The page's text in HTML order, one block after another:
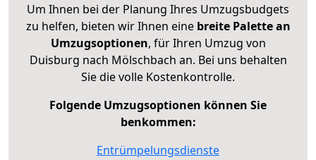
Um Ihnen bei der Planung Ihres Umzugsbudgets
zu helfen, bieten wir Ihnen eine breite Palette an
Umzugsoptionen, für Ihren Umzug von
Duisburg nach Mölschbach an. Bei uns behalten
Sie die volle Kostenkontrolle.
Folgende Umzugsoptionen können Sie
benkommen:
Entrümpelungsdienste